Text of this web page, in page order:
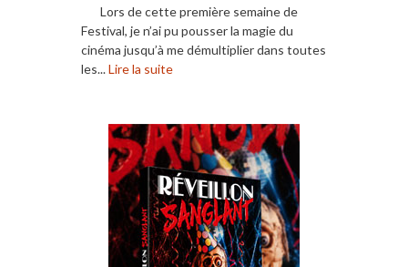
Lors de cette première semaine de
Festival, je n’ai pu pousser la magie du
cinéma jusqu’à me démultiplier dans toutes
les...Lire la suite